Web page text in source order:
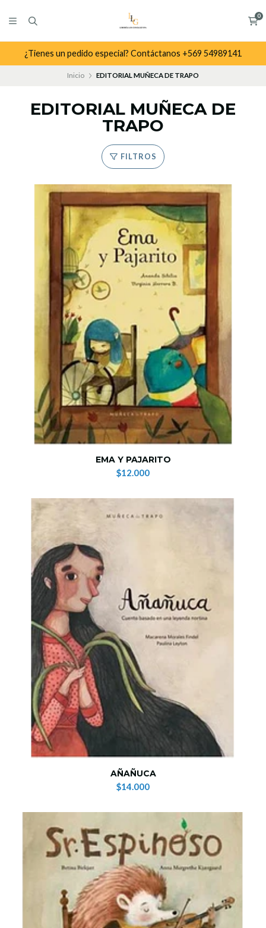
0
¿Tienes un pedido especial? Contáctanos +569 54989141
Inicio EDITORIAL MUÑECA DE TRAPO
EDITORIAL MUÑECA DE
TRAPO
FILTROS
EMA Y PAJARITO
$12.000
AÑAÑUCA
$14.000